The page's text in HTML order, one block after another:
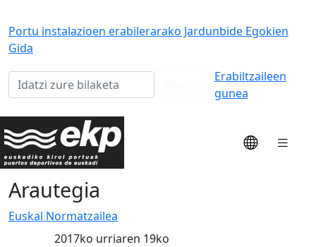
Portu instalazioen erabilerarako Jardunbide Egokien
Gida
Erabiltzaileen
gunea
Arautegia
Euskal Normatzailea
2017ko urriaren 19ko